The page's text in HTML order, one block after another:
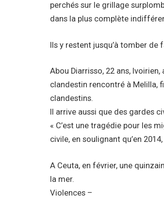
perchés sur le grillage
dans la plus complète
Ils y restent jusqu’à tomber
Abou Diarrisso, 22 ans,
clandestin rencontré à Melilla,
clandestins.
Il arrive aussi que des gardes
« C’est une tragédie pour les
civile, en soulignant qu’en
A Ceuta, en février, une
la mer.
Violences –